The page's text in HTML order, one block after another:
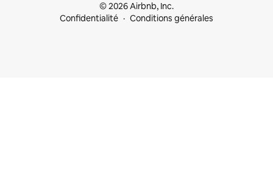
© 2026 Airbnb, Inc.
Confidentialité
Conditions générales